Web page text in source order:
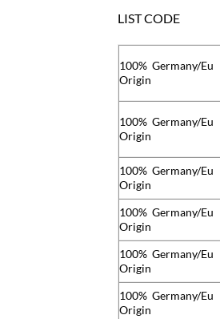
LIST CODE
100% Germany/Eu
Origin
100% Germany/Eu
Origin
100% Germany/Eu
Origin
100% Germany/Eu
Origin
100% Germany/Eu
Origin
100% Germany/Eu
Origin